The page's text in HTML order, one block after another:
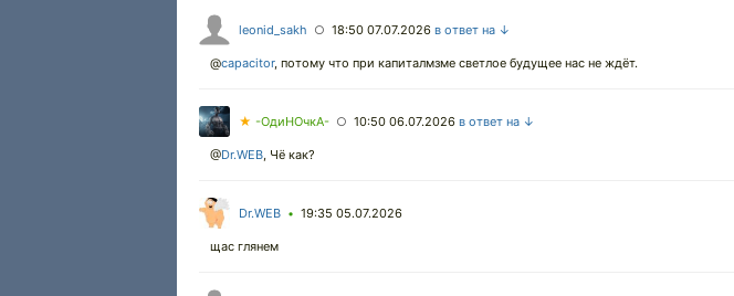
leonid_sakh ○ 18:50 07.07.2026 в ответ на ↓
@capacitor, потому что при капиталмзме светлое будущее нас не ждёт.
★ -ОдиНОчкА- ○ 10:50 06.07.2026 в ответ на ↓
@Dr.WEB, Чё как?
Dr.WEB • 19:35 05.07.2026
щас глянем